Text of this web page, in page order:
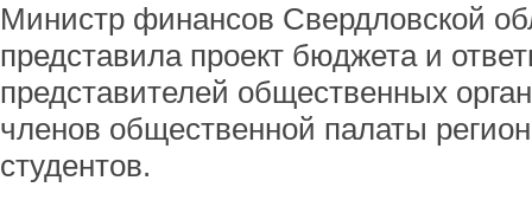
Министр финансов Свердловской
представила проект бюджета и
представителей общественных
членов общественной палаты
студентов.